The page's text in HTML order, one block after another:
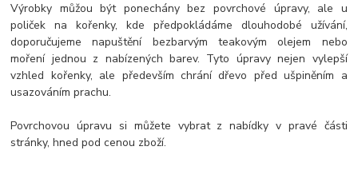
Výrobky můžou být ponechány bez povrchové úpravy, ale u
poliček na kořenky, kde předpokládáme dlouhodobé užívání,
doporučujeme napuštění bezbarvým teakovým olejem nebo
moření jednou z nabízených barev. Tyto úpravy nejen vylepší
vzhled kořenky, ale především chrání dřevo před ušpiněním a
usazováním prachu.
Povrchovou úpravu si můžete vybrat z nabídky v pravé části
stránky, hned pod cenou zboží.